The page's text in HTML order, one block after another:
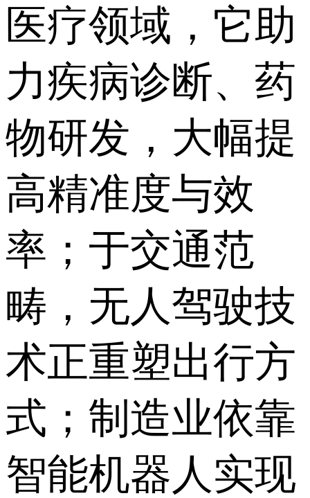
医疗领域，它助
力疾病诊断、药
物研发，大幅提
高精准度与效
率；于交通范
畴，无人驾驶技
术正重塑出行方
式；制造业依靠
智能机器人实现